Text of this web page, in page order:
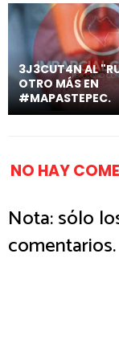
3J3CUT4N AL
OTRO MÁS EN
#MAPASTEPEC.
NO HAY
Nota: sólo
comentarios.